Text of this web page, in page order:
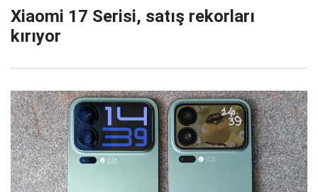
Xiaomi 17 Serisi, satış rekorları
kırıyor